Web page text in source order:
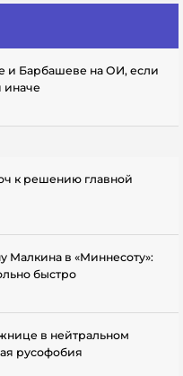
и Барбашеве на ОИ, если
иначе
к решению главной
Малкина в «Миннесоту»:
быстро
в нейтральном
русофобия